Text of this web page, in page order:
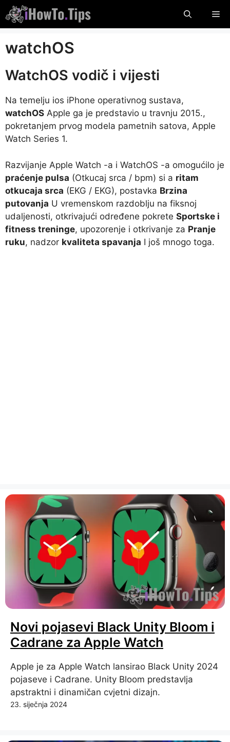
Preskočiti
na
sadržaj
watchOS
WatchOS vodič i vijesti
Na temelju ios iPhone operativnog sustava,
watchOS Apple ga je predstavio u travnju 2015.,
pokretanjem prvog modela pametnih satova, Apple
Watch Series 1.
Razvijanje Apple Watch -a i WatchOS -a omogućilo je
praćenje pulsa (Otkucaj srca / bpm) si a ritam
otkucaja srca (EKG / EKG), postavka Brzina
putovanja U vremenskom razdoblju na fiksnoj
udaljenosti, otkrivajući određene pokrete Sportske i
fitness treninge, upozorenje i otkrivanje za Pranje
ruku, nadzor kvaliteta spavanja I još mnogo toga.
Novi pojasevi Black Unity Bloom i
Cadrane za Apple Watch
Apple je za Apple Watch lansirao Black Unity 2024
pojaseve i Cadrane. Unity Bloom predstavlja
apstraktni i dinamičan cvjetni dizajn.
23. siječnja 2024